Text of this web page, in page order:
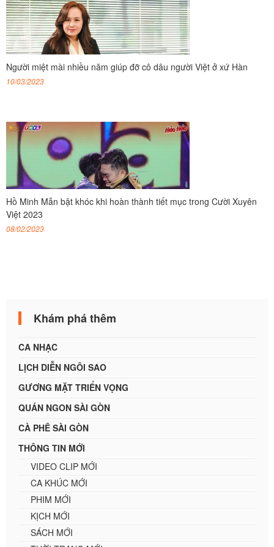
Người miệt mài nhiều năm giúp đỡ cô dâu người Việt ở xứ Hàn
10/03/2023
Hồ Minh Mẫn bật khóc khi hoàn thành tiết mục trong Cười Xuyên
Việt 2023
08/02/2023
Khám phá thêm
CA NHẠC
LỊCH DIỄN NGÔI SAO
GƯƠNG MẶT TRIỂN VỌNG
QUÁN NGON SÀI GÒN
CÀ PHÊ SÀI GÒN
THÔNG TIN MỚI
VIDEO CLIP MỚI
CA KHÚC MỚI
PHIM MỚI
KỊCH MỚI
SÁCH MỚI